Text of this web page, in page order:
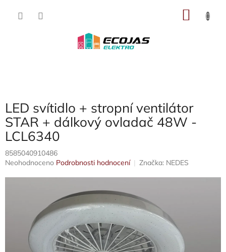
LED svítidlo + stropní ventilátor
STAR + dálkový ovladač 48W -
LCL6340
8585040910486
Průměrné
hvězdiček.
Neohodnoceno Podrobnosti hodnocení Značka: NEDES